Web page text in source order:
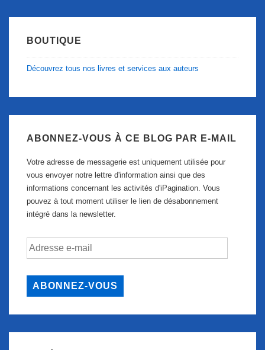
BOUTIQUE
Découvrez tous nos livres et services aux auteurs
ABONNEZ-VOUS À CE BLOG PAR E-MAIL
Votre adresse de messagerie est uniquement utilisée pour
vous envoyer notre lettre d'information ainsi que des
informations concernant les activités d'iPagination. Vous
pouvez à tout moment utiliser le lien de désabonnement
intégré dans la newsletter.
Adresse
ABONNEZ-VOUS